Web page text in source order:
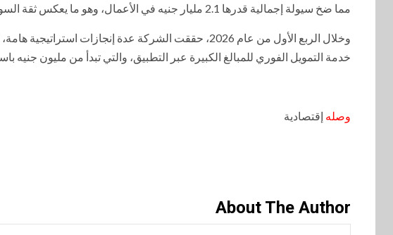
مما ضخ سيولة إجمالية قدرها 2.1 مليار جنيه في الأعمال، وهو ما يعكس ثقة السوق العميقة في جودة أصول ڤاليو.
وخلال الربع الأول من عام 2026، حققت الشركة عدة إنجازات
خدمة التمويل الفوري للمبالغ الكبيرة عبر التطبيق، والتي تبدأ من مليون جنيه
وصله إقتصادية
About The Author